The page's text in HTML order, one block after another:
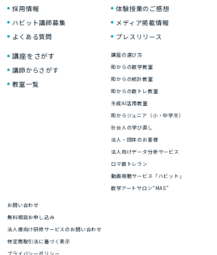
採用情報
ハビット講師募集
よくある質問
体験授業のご感想
メディア掲載情報
プレスリリース
講座をさがす
講師からさがす
教室一覧
講座の選び方
和からの数学教室
和からの統計教室
和からの数トレ教室
生成AI活用教室
和からジュニア（小・中学生）
社会人の学び直し
法人・団体のお客様
法人向けデータ分析サービス
ロマ数トレラン
動画視聴サービス「ハビット」
数学アートサロン“MAS”
お問い合わせ
無料相談お申し込み
法人様向け研修サービスのお問い合わせ
特定商取引法に基づく表示
プライバシーポリシー